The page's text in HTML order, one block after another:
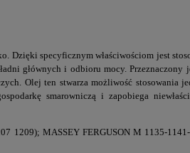
Dzięki specyficznym właściwościom jest
głównych i odbioru mocy. Przeznaczony
Olej ten stwarza możliwość stosowania
smarowniczą i zapobiega
1209); MASSEY FERGUSON M 1135-